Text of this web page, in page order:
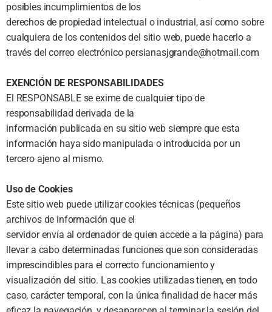
posibles incumplimientos de los
derechos de propiedad intelectual o industrial, así como sobre
cualquiera de los contenidos del sitio web, puede hacerlo a
través del correo electrónico persianasjgrande@hotmail.com
EXENCIÓN DE RESPONSABILIDADES
El RESPONSABLE se exime de cualquier tipo de
responsabilidad derivada de la
información publicada en su sitio web siempre que esta
información haya sido manipulada o introducida por un
tercero ajeno al mismo.
Uso de Cookies
Este sitio web puede utilizar cookies técnicas (pequeños
archivos de información que el
servidor envía al ordenador de quien accede a la página) para
llevar a cabo determinadas funciones que son consideradas
imprescindibles para el correcto funcionamiento y
visualización del sitio. Las cookies utilizadas tienen, en todo
caso, carácter temporal, con la única finalidad de hacer más